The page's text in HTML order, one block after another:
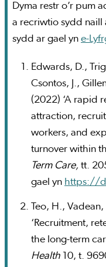
Dyma restr o’r pum
a recriwtio sydd naill
sydd ar gael yn e-
Edwards, D.,
Csontos, J.,
(2022) ‘A rapid
attraction,
workers, and
turnover within
Term Care, tt.
gael yn https://
Teo, H.,
‘Recruitment,
the long-term
Health 10, t.